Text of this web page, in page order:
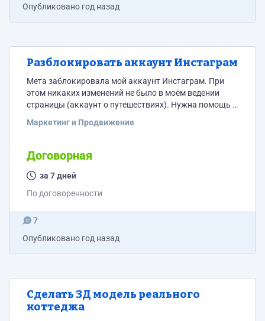
Опубликовано год назад
Разблокировать аккаунт Инстаграм
Мета заблокировала мой аккаунт Инстаграм. При
этом никаких изменений не было в моём ведении
страницы (аккаунт о путешествиях). Нужна помощь в
Маркетинг и Продвижение
Договорная
за 7 дней
По договоренности
7
Опубликовано год назад
Сделать 3Д модель реального
коттеджа